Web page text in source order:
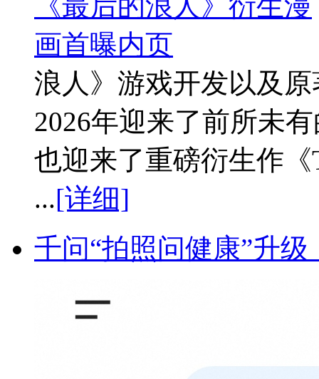
浪人》游戏开发以及
2026年迎来了前所未
也迎来了重磅衍生作《
...[详细]
千问“拍照问健康”升